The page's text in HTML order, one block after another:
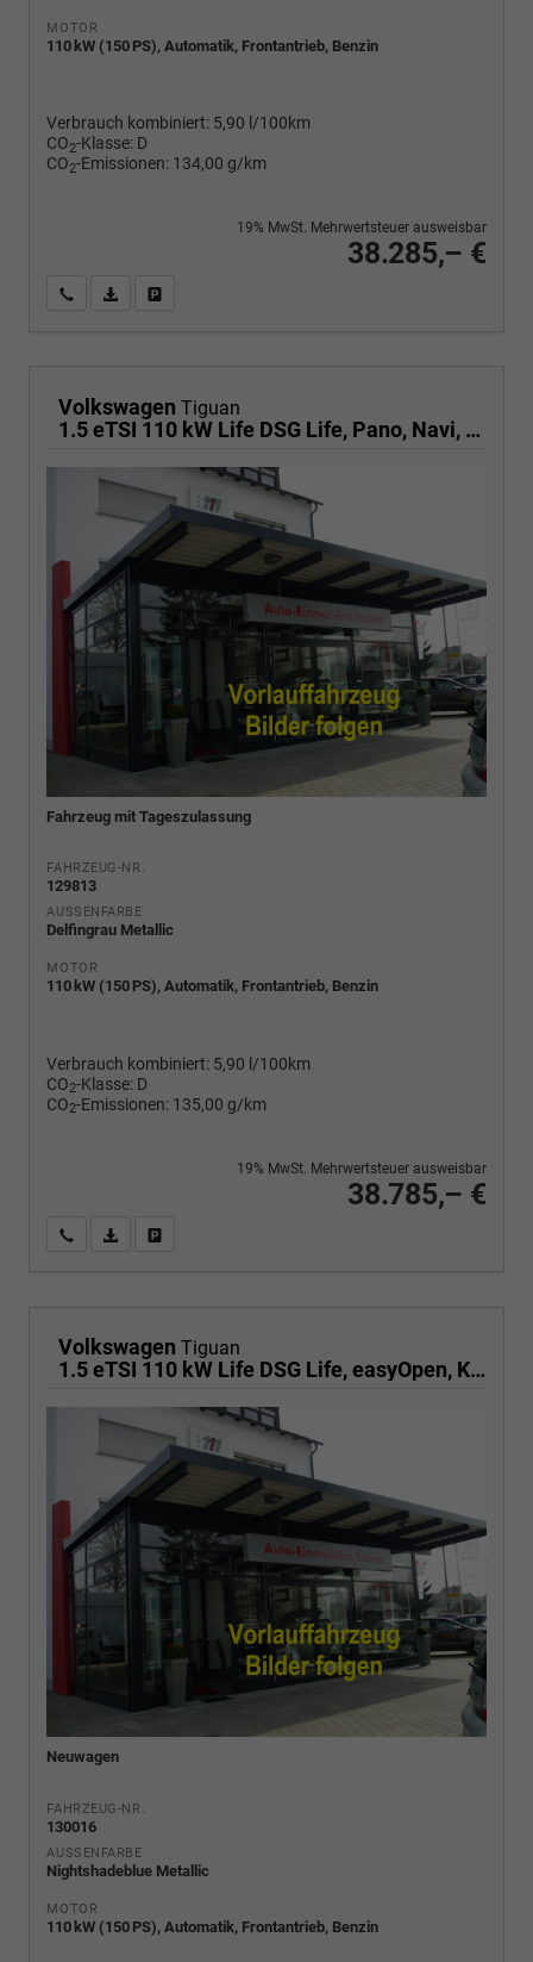
MOTOR
110 kW (150 PS), Automatik, Frontantrieb, Benzin
Verbrauch kombiniert: 5,90 l/100km
CO2-Klasse: D
CO2-Emissionen: 134,00 g/km
38.285,– €
19% MwSt. Mehrwertsteuer ausweisbar
Wir rufen Sie anPDF-Fahrzeugexposé drucken
Volkswagen Tiguan
1.5 eTSI 110 kW Life DSG Life, Pano, Navi, EasyOpen, LED-Plus, 5 J.-Garantie
Fahrzeug mit Tageszulassung
FAHRZEUG-NR.
129813
AUSSENFARBE
Delfingrau Metallic
MOTOR
110 kW (150 PS), Automatik, Frontantrieb, Benzin
Verbrauch kombiniert: 5,90 l/100km
CO2-Klasse: D
CO2-Emissionen: 135,00 g/km
38.785,– €
19% MwSt. Mehrwertsteuer ausweisbar
Wir rufen Sie anPDF-Fahrzeugexposé drucken
Volkswagen Tiguan
1.5 eTSI 110 kW Life DSG Life, easyOpen, Kamera, LED-Plus, Winterpaket
Neuwagen
FAHRZEUG-NR.
130016
AUSSENFARBE
Nightshadeblue Metallic
MOTOR
110 kW (150 PS), Automatik, Frontantrieb, Benzin